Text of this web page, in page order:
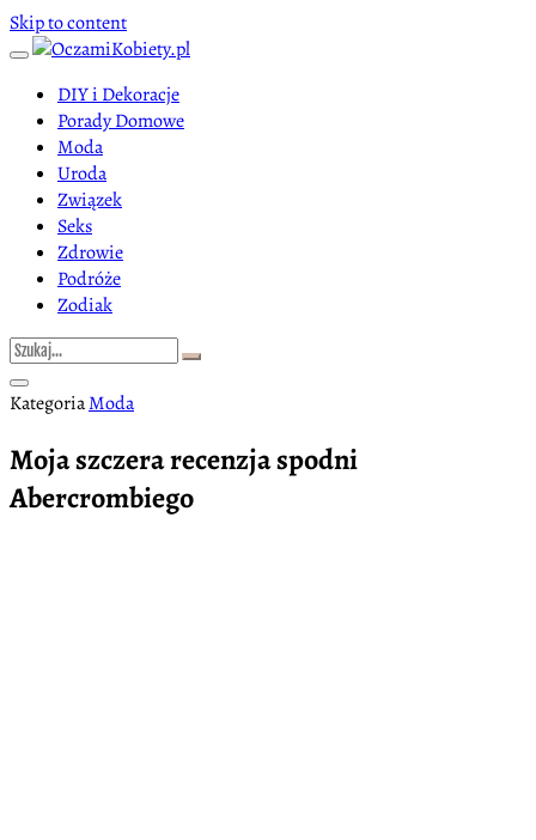
Skip to content
DIY i Dekoracje
Porady Domowe
Moda
Uroda
Związek
Seks
Zdrowie
Podróże
Zodiak
KategoriaModa
Moja szczera recenzja spodni
Abercrombiego